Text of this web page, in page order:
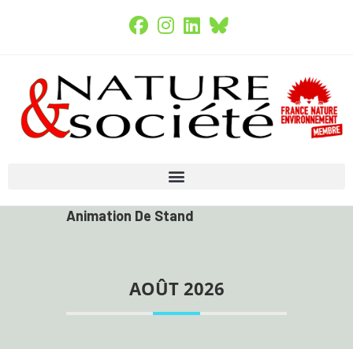
Animation De Stand
AOÛT 2026